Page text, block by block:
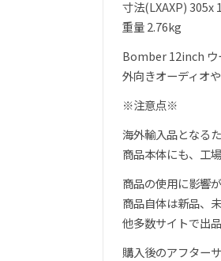
た。
す。
寸法(LXAXP) 305x
重量 2.76kg
Bomber 12inch ウ
外向きオーディオ
※注意点※
海外輸入品となる
商品本体にも、工
商品の使用に影響
商品自体は新品、
他多数サイトで出
購入後のアフター